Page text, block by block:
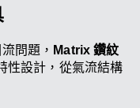
問題， Matrix 鑽紋
性設計，從氣流結構